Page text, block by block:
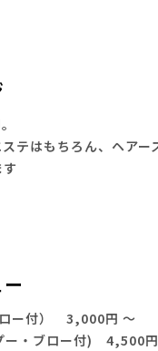
テはもちろん、ヘア
ロー付） 3,000円 ～
ー・ブロー付) 4,500円